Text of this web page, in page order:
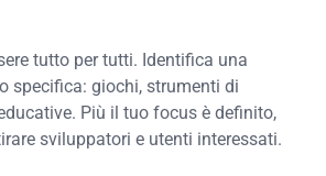
tutto per tutti. Identifica una
specifica: giochi, strumenti di
Più il tuo focus è definito,
sviluppatori e utenti interessati.